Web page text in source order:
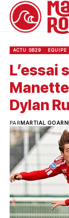
ACTU SB29 EQUIPE
L’essai
Dylan
PARMARTIAL